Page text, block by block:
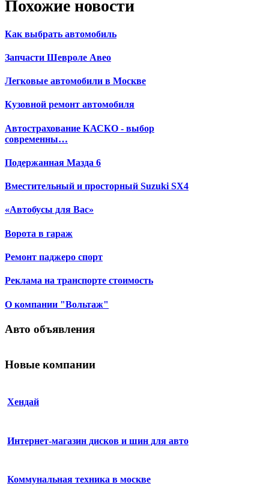
Похожие новости
Как выбрать автомобиль
Запчасти Шевроле Авео
Легковые автомобили в Москве
Кузовной ремонт автомобиля
Автострахование КАСКО - выбор
современны…
Подержанная Мазда 6
Вместительный и просторный Suzuki SX4
«Автобусы для Вас»
Ворота в гараж
Ремонт паджеро спорт
Реклама на транспорте стоимость
О компании "Вольтаж"
Авто объявления
Новые компании
Хендай
Интернет-магазин дисков и шин для авто
Коммунальная техника в москве